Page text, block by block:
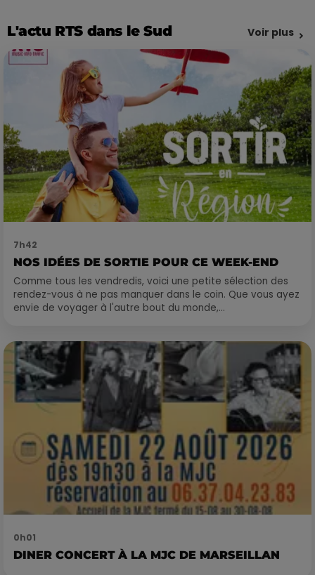
L'actu RTS dans le Sud Voir plus
7h42
NOS IDÉES DE SORTIE POUR CE WEEK-END
Comme tous les vendredis, voici une petite sélection des
rendez-vous à ne pas manquer dans le coin. Que vous ayez
envie de voyager à l'autre bout du monde,...
0h01
DINER CONCERT À LA MJC DE MARSEILLAN